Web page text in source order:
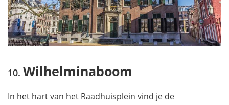
Wilhelminaboom
In het hart van het Raadhuisplein vind je de